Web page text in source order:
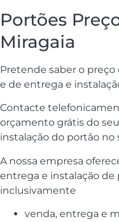
Portões
Miragaia
Pretende saber o preço
e de entrega e
Contacte
orçamento grátis do
instalação do portão no
A nossa empresa
entrega e instalação de
inclusivamente
venda, entrega e